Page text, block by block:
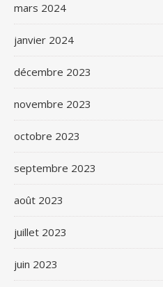
mars 2024
janvier 2024
décembre 2023
novembre 2023
octobre 2023
septembre 2023
août 2023
juillet 2023
juin 2023